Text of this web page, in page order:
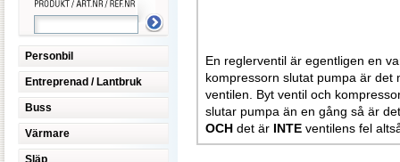
Personbil
Entreprenad / Lantbruk
Buss
Värmare
Släp
En reglerventil är egentligen en
kompressorn slutat pumpa är det
ventilen. Byt ventil och
slutar pumpa än en gång så är
OCH det är INTE ventilens fel